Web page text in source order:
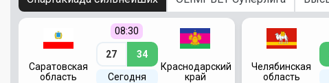
Саратовская
область
08:30
27 34
Сегодня
Краснодарский
край
Челябинская
область